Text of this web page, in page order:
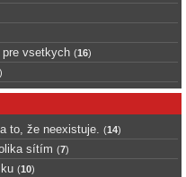
vsetkych (16)
)
to, že neexistuje. (14)
sítím (7)
(10)